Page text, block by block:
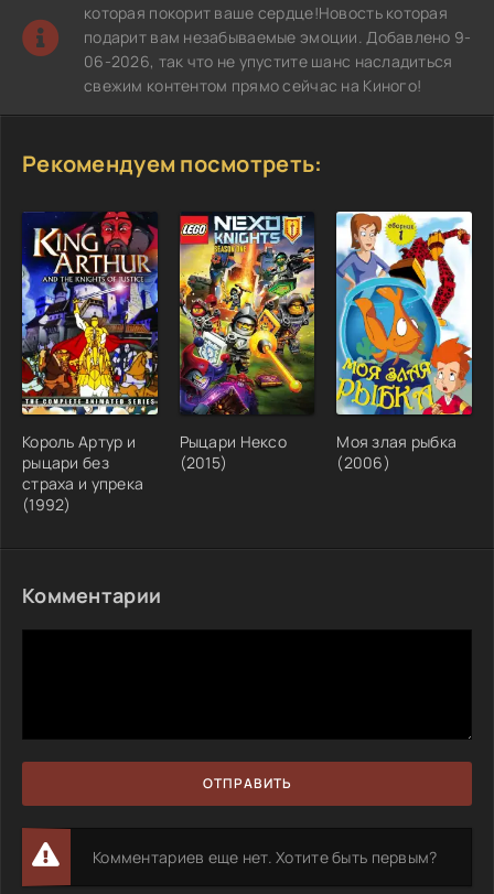
которая покорит ваше сердце!Новость которая
подарит вам незабываемые эмоции. Добавлено 9-
06-2026, так что не упустите шанс насладиться
свежим контентом прямо сейчас на Киного!
Рекомендуем посмотреть:
Король Артур и
рыцари без
страха и упрека
(1992)
Рыцари Нексо
(2015)
Моя злая рыбка
(2006)
Комментарии
ОТПРАВИТЬ
Комментариев еще нет. Хотите быть первым?